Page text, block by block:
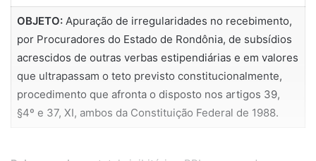
OBJETO:Apuração de irregularidades no recebimento,
por Procuradores do Estado de Rondônia, de subsídios
acrescidos de outras verbas estipendiárias e em valores
que ultrapassam o teto previsto constitucionalmente,
procedimento que afronta o disposto nos artigos 39,
§4º e 37, XI, ambos da Constituição Federal de 1988.